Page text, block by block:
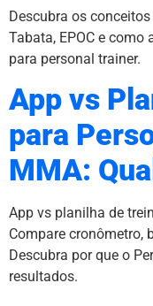
Descubra os
Tabata, EPOC e
para personal trainer.
App vs
para
MMA:
App vs planilha de
Compare cronômetro,
Descubra por que o
resultados.